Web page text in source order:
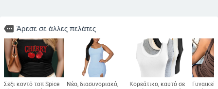
more Άρεσε σε άλλες πελάτες
Σέξι κοντό τοπ Spice
Νέο, διασυνοριακό,
Κορεάτικο, καυτό σε